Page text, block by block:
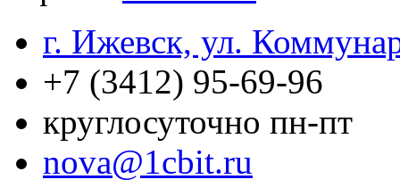
г. Ижевск, ул.
+7 (3412) 95-69-96
круглосуточно пн-пт
nova@1cbit.ru